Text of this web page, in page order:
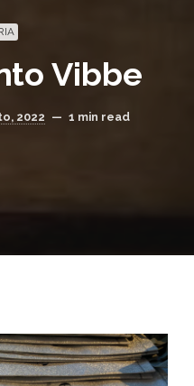
Vibbe
2022 — 1 min read